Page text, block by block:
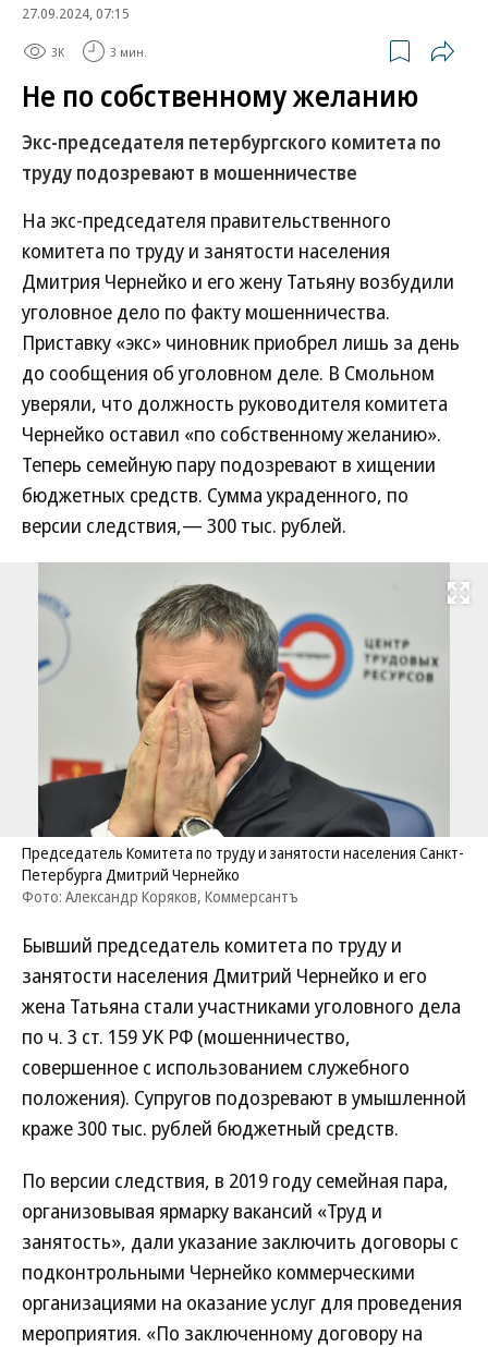
27.09.2024, 07:15
3K 3 мин.
Не по собственному желанию
Экс-председателя петербургского комитета по
труду подозревают в мошенничестве
На экс-председателя правительственного
комитета по труду и занятости населения
Дмитрия Чернейко и его жену Татьяну возбудили
уголовное дело по факту мошенничества.
Приставку «экс» чиновник приобрел лишь за день
до сообщения об уголовном деле. В Смольном
уверяли, что должность руководителя комитета
Чернейко оставил «по собственному желанию».
Теперь семейную пару подозревают в хищении
бюджетных средств. Сумма украденного, по
версии следствия,— 300 тыс. рублей.
Развернуть
Председатель Комитета по труду и занятости населения Санкт-
Петербурга Дмитрий Чернейко
Фото: Александр Коряков, Коммерсантъ
Бывший председатель комитета по труду и
занятости населения Дмитрий Чернейко и его
жена Татьяна стали участниками уголовного дела
по ч. 3 ст. 159 УК РФ (мошенничество,
совершенное с использованием служебного
положения). Супругов подозревают в умышленной
краже 300 тыс. рублей бюджетный средств.
По версии следствия, в 2019 году семейная пара,
организовывая ярмарку вакансий «Труд и
занятость», дали указание заключить договоры с
подконтрольными Чернейко коммерческими
организациями на оказание услуг для проведения
мероприятия. «По заключенному договору на